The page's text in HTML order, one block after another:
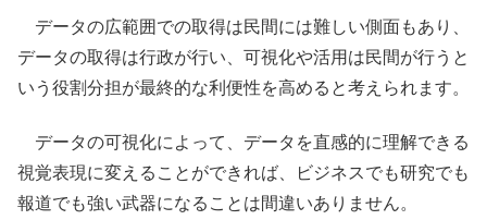
データの広範囲での取得は民間には難しい側面もあり、
データの取得は行政が行い、可視化や活用は民間が行うと
いう役割分担が最終的な利便性を高めると考えられます。
データの可視化によって、データを直感的に理解できる
視覚表現に変えることができれば、ビジネスでも研究でも
報道でも強い武器になることは間違いありません。